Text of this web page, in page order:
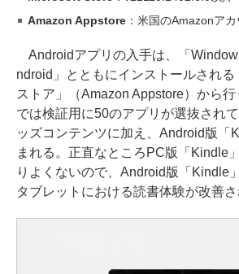
Amazon Appstore：米国のAmazonアカ
Androidアプリの入手は、「
ndroid」とともにインストールされる
ストア」（Amazon Appstore）から
では検証用に50のアプリが選抜され
ッズコンテンツに加え、Android版「
まれる。正直なところPC版「Kindle
りよくないので、Android版「Kindle
タブレットにおける読書体験が改善さ